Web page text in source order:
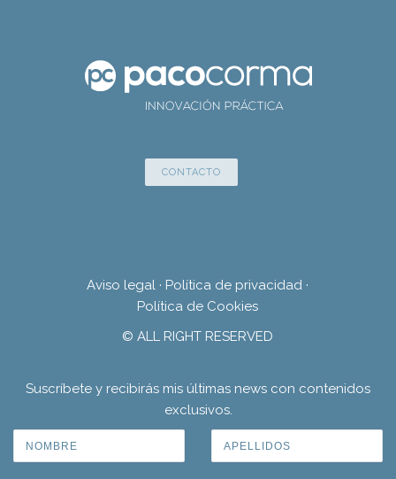
CONTACTO
Aviso legal · Política de privacidad ·
Política de Cookies
© ALL RIGHT RESERVED
Suscríbete y recibirás mis últimas news con contenidos
exclusivos.